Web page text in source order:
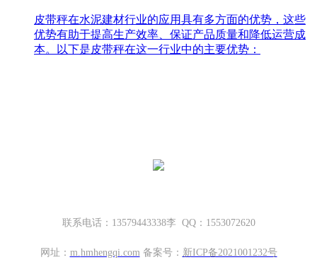
皮带秤在水泥建材行业的应用具有多方面的优势，这些
优势有助于提高生产效率、保证产品质量和降低运营成
本。以下是皮带秤在这一行业中的主要优势：
联系电话：13579443338李 QQ：1553072620
网址： m. hmhengqi.com 备案号： 新ICP备2021001232号